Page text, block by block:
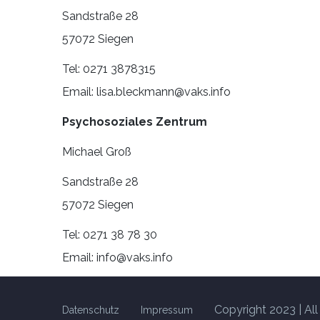
Sandstraße 28
57072 Siegen
Tel: 0271 3878315
Email: lisa.bleckmann@vaks.info
Psychosoziales Zentrum
Michael Groß
Sandstraße 28
57072 Siegen
Tel: 0271 38 78 30
Email: info@vaks.info
Datenschutz Impressum Copyright 2023 |